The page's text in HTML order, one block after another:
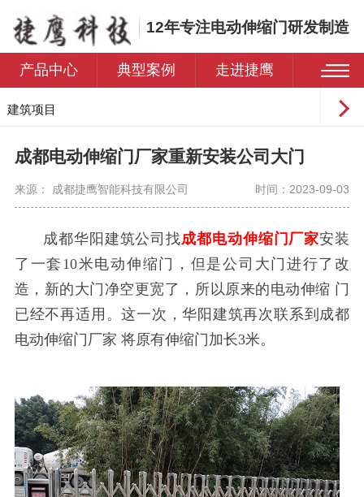
12年专注电动伸缩门研发制造
产品中心 典型案例 走进捷鹰
建筑项目
学校
医院
成都电动伸缩门厂家重新安装公司大门
来源： 成都捷鹰智能科技有限公司 时间：2023-09-03
成都华阳建筑公司找成都电动伸缩门厂家安装
了一套10米电动伸缩门，但是公司大门进行了改
造，新的大门净空更宽了，所以原来的电动伸缩 门
已经不再适用。这一次，华阳建筑再次联系到 成都
电动伸缩门厂家 将原有伸缩门加长3米。